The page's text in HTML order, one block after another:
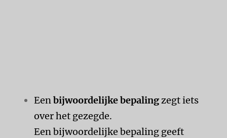
Eenbijwoordelijke bepalingzegt iets
over het gezegde.
Een bijwoordelijke bepaling geeft